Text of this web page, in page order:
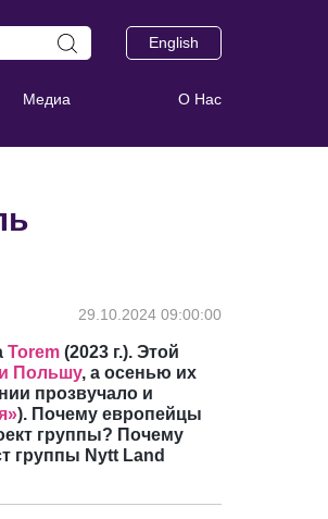
English
Медиа О Нас
29.10.2024 09:00:00
Torem (2023 г.). Этой
Польшу, а осенью их
прозвучало и
). Почему европейцы
группы? Почему
группы Nytt Land